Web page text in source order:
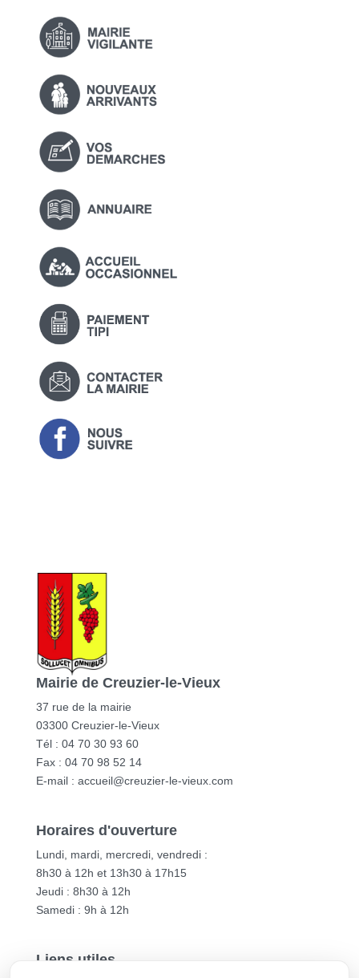
Mairie de Creuzier-le-Vieux
37 rue de la mairie
03300 Creuzier-le-Vieux
Tél : 04 70 30 93 60
Fax : 04 70 98 52 14
E-mail : accueil@creuzier-le-vieux.com
Horaires d'ouverture
Lundi, mardi, mercredi, vendredi :
8h30 à 12h et 13h30 à 17h15
Jeudi : 8h30 à 12h
Samedi : 9h à 12h
Liens utiles